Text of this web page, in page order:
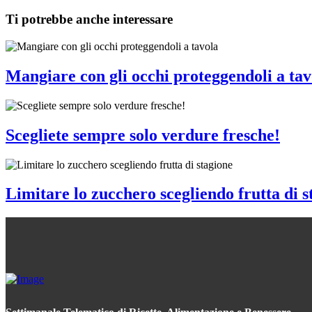
Ti potrebbe anche interessare
Mangiare con gli occhi proteggendoli a
Scegliete sempre solo verdure fresche!
Limitare lo zucchero scegliendo frutta di